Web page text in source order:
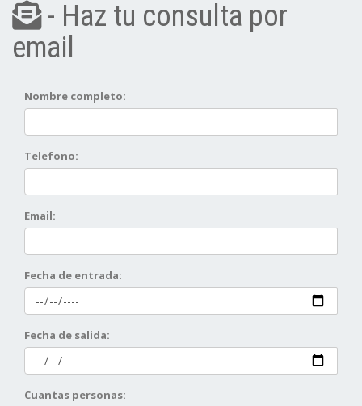
- Haz tu consulta por
email
Nombre completo:
Telefono:
Email:
Fecha de entrada:
Fecha de salida:
Cuantas personas: